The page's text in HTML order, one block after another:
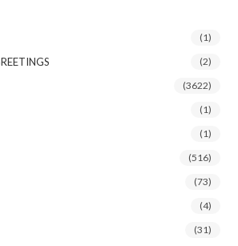
(1)
(2)
(3622)
(1)
(1)
(516)
(73)
(4)
(31)